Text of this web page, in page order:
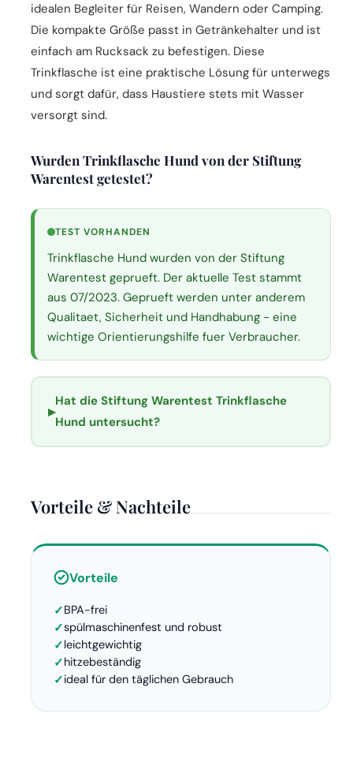
idealen Begleiter für Reisen, Wandern oder Camping.
Die kompakte Größe passt in Getränkehalter und ist
einfach am Rucksack zu befestigen. Diese
Trinkflasche ist eine praktische Lösung für unterwegs
und sorgt dafür, dass Haustiere stets mit Wasser
versorgt sind.
Wurden Trinkflasche Hund von der Stiftung
Warentest getestet?
TEST VORHANDEN
Trinkflasche Hund wurden von der Stiftung
Warentest geprueft. Der aktuelle Test stammt
aus 07/2023. Geprueft werden unter anderem
Qualitaet, Sicherheit und Handhabung - eine
wichtige Orientierungshilfe fuer Verbraucher.
▸
Hat die Stiftung Warentest Trinkflasche
Hund untersucht?
Vorteile & Nachteile
Vorteile
BPA-frei
spülmaschinenfest und robust
leichtgewichtig
hitzebeständig
ideal für den täglichen Gebrauch